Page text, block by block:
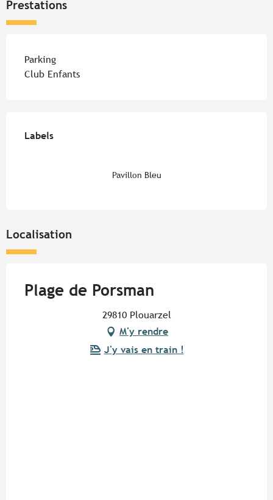
Prestations
Parking
Club Enfants
Labels
Labels
Pavillon Bleu
Localisation
Plage de Porsman
29810 Plouarzel
M'y rendre
J'y vais en train !